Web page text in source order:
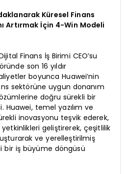
Küresel Finans
Artırmak İçin 4-Win Modeli
Finans İş Birimi CEO’su
son 16 yıldır
boyunca Huawei’nin
sektörüne uygun donanım
doğru sürekli bir
temel yazılım ve
inovasyonu teşvik ederek,
geliştirerek, çeşitlilik
ve yerelleştirilmiş
bir iş büyüme döngüsü